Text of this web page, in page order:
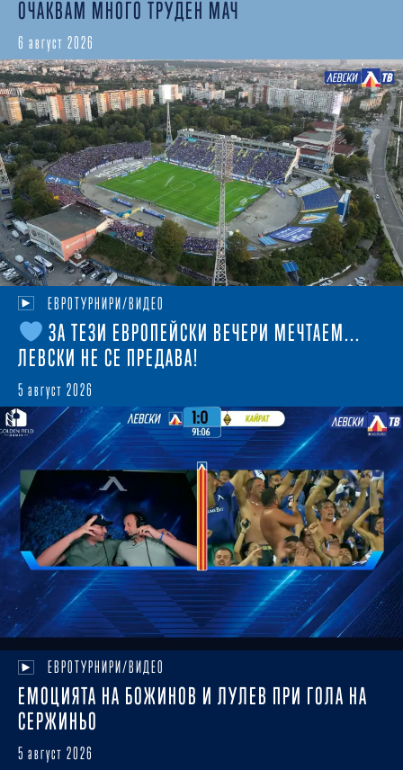
ОЧАКВАМ МНОГО ТРУДЕН МАЧ
6 август 2026
ЕВРОТУРНИРИ/ВИДЕО
ЗА ТЕЗИ ЕВРОПЕЙСКИ ВЕЧЕРИ МЕЧТАЕМ...
ЛЕВСКИ НЕ СЕ ПРЕДАВА!
5 август 2026
ЕВРОТУРНИРИ/ВИДЕО
ЕМОЦИЯТА НА БОЖИНОВ И ЛУЛЕВ ПРИ ГОЛА НА
СЕРЖИНЬО
5 август 2026